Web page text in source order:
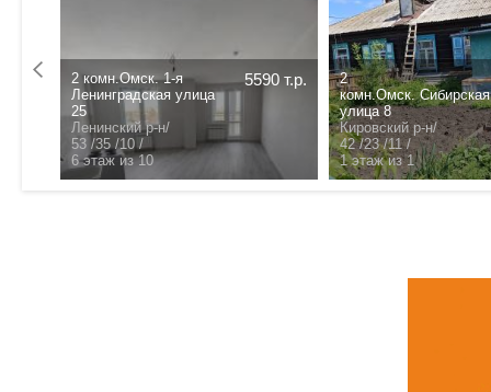
2 комн.Омск. 1-я
Ленинградская улица
25
Ленинский р-н/
53 /35 /10 /
6 этаж из 10
5590 т.р.
2
комн.Омск. Сибирская
улица 8
Кировский р-н/
42 /23 /11 /
1 этаж из 1